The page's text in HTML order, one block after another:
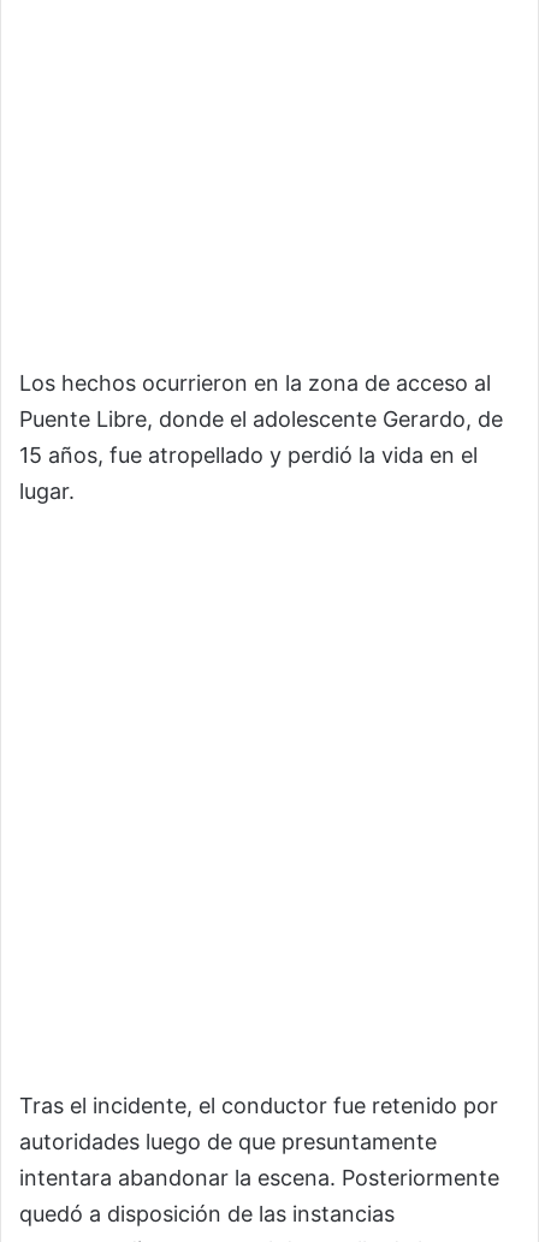
Los hechos ocurrieron en la zona de acceso al
Puente Libre, donde el adolescente Gerardo, de
15 años, fue atropellado y perdió la vida en el
lugar.
Tras el incidente, el conductor fue retenido por
autoridades luego de que presuntamente
intentara abandonar la escena. Posteriormente
quedó a disposición de las instancias